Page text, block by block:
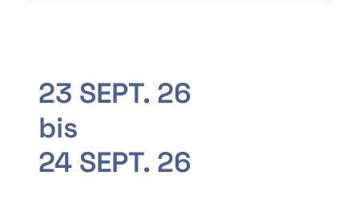
23 SEPT. 26
bis
24 SEPT. 26